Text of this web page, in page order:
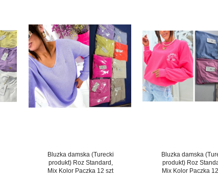
Bluzka damska (Turecki
produkt) Roz Standard,
Mix Kolor Paczka 12 szt
Bluzka damska
produkt) Roz
Mix Kolor Paczka